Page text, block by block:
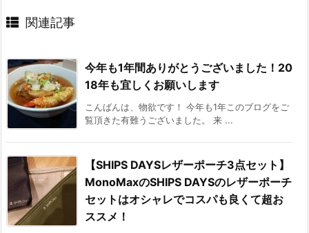
関連記事
今年も1年間ありがとうございました！20
18年も宜しくお願いします
こんばんは、物欲です！ 今年も1年このブログをご
覧頂きた有難うございました。 来 ...
【SHIPS DAYSレザーポーチ3点セット】
MonoMaxのSHIPS DAYSのレザーポーチ
セットはオシャレでコスパも良くて超お
ススメ！